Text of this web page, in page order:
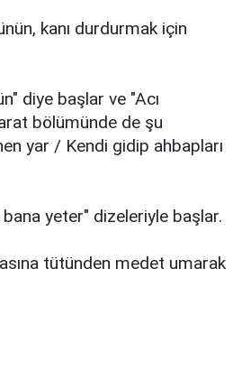
kanı durdurmak için
diye başlar ve "Acı
bölümünde de şu
yar / Kendi gidip ahbapları
yeter" dizeleriyle başlar.
tütünden medet umarak